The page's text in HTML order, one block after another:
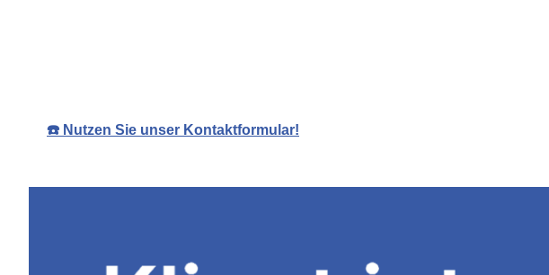
☎️ Nutzen Sie unser Kontaktformular!